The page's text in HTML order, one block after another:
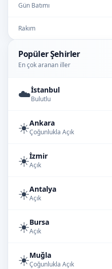
Gün Batımı
Rakım
Popüler Şehirler
En çok aranan iller
☁️İstanbul
Bulutlu
☀️Ankara
Çoğunlukla Açık
☀️İzmir
Açık
☀️Antalya
Açık
☀️Bursa
Açık
☀️Muğla
Çoğunlukla Açık